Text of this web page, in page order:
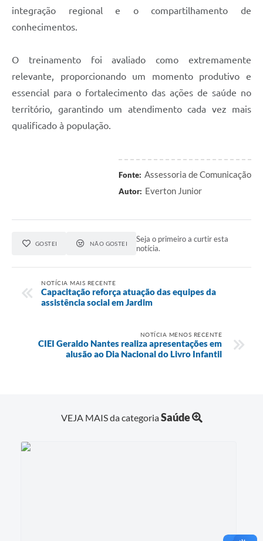
integração regional e o compartilhamento de
conhecimentos.
O treinamento foi avaliado como extremamente
relevante, proporcionando um momento produtivo e
essencial para o fortalecimento das ações de saúde no
território, garantindo um atendimento cada vez mais
qualificado à população.
Fonte: Assessoria de Comunicação
Autor: Everton Junior
GOSTEI NÃO GOSTEI
Seja o primeiro a curtir esta
notícia.
NOTÍCIA MAIS RECENTE
Capacitação reforça atuação das equipes da
assistência social em Jardim
NOTÍCIA MENOS RECENTE
CIEI Geraldo Nantes realiza apresentações em
alusão ao Dia Nacional do Livro Infantil
VEJA MAIS da categoriaSaúde